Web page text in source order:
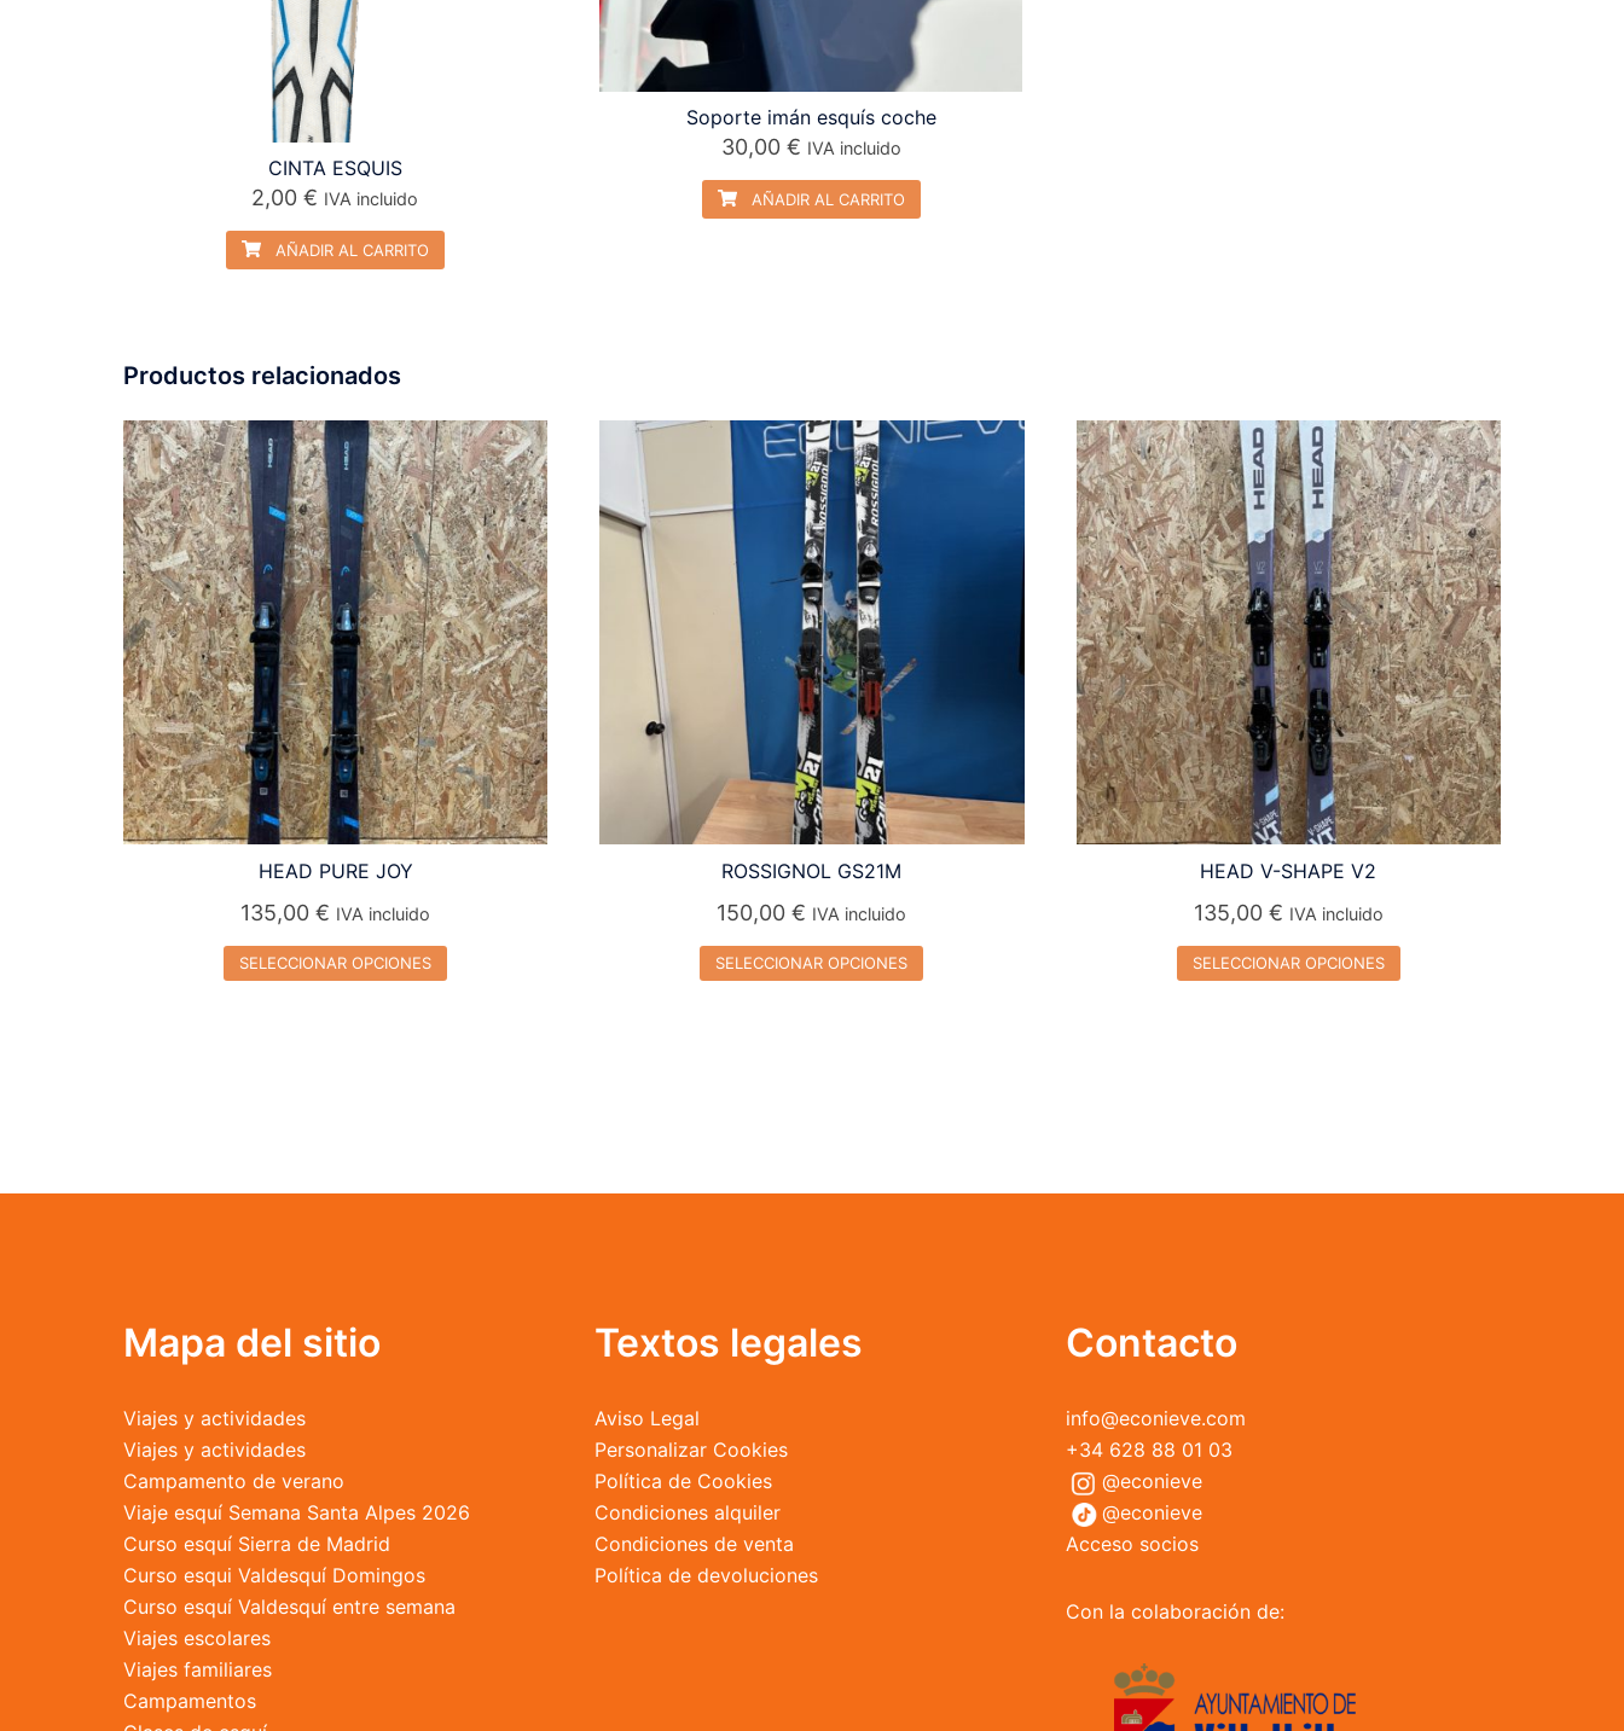
CINTA ESQUIS
2,00€ IVA incluido
AÑADIR AL CARRITO
Soporte imán esquís coche
30,00 € IVA incluido
AÑADIR AL CARRITO
Productos relacionados
HEAD PURE JOY
135,00€ IVA incluido
SELECCIONAR OPCIONES
opciones
en
la
ROSSIGNOL GS21M
150,00€ IVA incluido
SELECCIONAR OPCIONES
opciones
en
la
HEAD V-SHAPE V2
135,00 € IVA incluido
SELECCIONAR OPCIONES
opciones
Mapa del sitio
Viajes y actividades
Viajes y actividades
Campamento de verano
Viaje esquí Semana Santa Alpes 2026
Curso esquí Sierra de Madrid
Curso esqui Valdesquí Domingos
Curso esquí Valdesquí entre semana
Viajes escolares
Viajes familiares
Campamentos
Textos legales
Aviso Legal
Personalizar Cookies
Política de Cookies
Condiciones alquiler
Condiciones de venta
Política de devoluciones
Contacto
info@econieve.com
+34 628 88 01 03
@econieve
@econieve
Acceso socios
Con la colaboración de: